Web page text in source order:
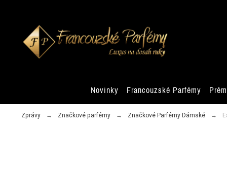
Novinky Francouzské Parfémy
Zprávy Značkové parfémy Značkové Parfémy Dámské